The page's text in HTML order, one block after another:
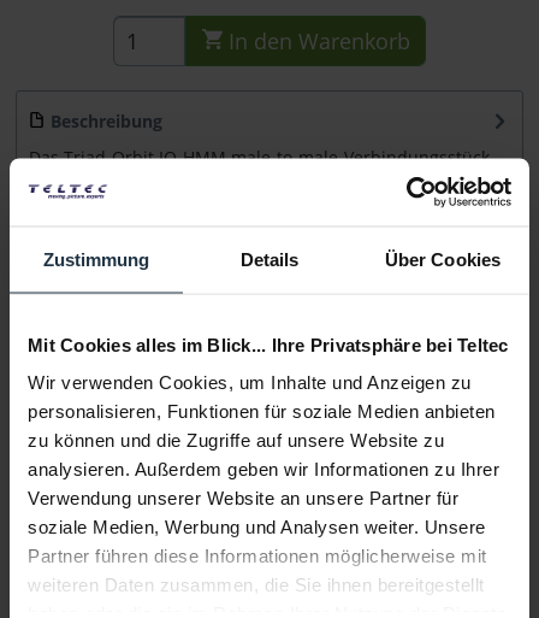
Zustimmung Details Über Cookies
Mit Cookies alles im Blick... Ihre Privatsphäre bei Teltec
Wir verwenden Cookies, um Inhalte und Anzeigen zu
personalisieren, Funktionen für soziale Medien anbieten
zu können und die Zugriffe auf unsere Website zu
analysieren. Außerdem geben wir Informationen zu Ihrer
Verwendung unserer Website an unsere Partner für
soziale Medien, Werbung und Analysen weiter. Unsere
Partner führen diese Informationen möglicherweise mit
weiteren Daten zusammen, die Sie ihnen bereitgestellt
In den Warenkorb
Beschreibung
Das Triad-Orbit IO-HMM male-to-male-Verbindungsstück
besitzt einen IO-H2-Pin auf beiden...
Infos zu Hersteller & Produktsicherheit
Folgende Infos zum Hersteller sind verfübar......
Weitere Artikel von Triad-Orbit ansehen